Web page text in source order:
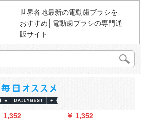
世界各地最新の電動歯ブラシを
おすすめ│電動歯ブラシの専門通
販サイト
1,352
￥ 1,352